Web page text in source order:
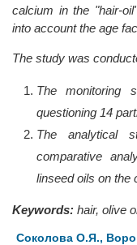
calcium in the "hair-
into account the age
The study was
The monitoring
questioning 14
The analytical
comparative
linseed oils on the
Keywords: hair, olive
Соколова О.Я.,